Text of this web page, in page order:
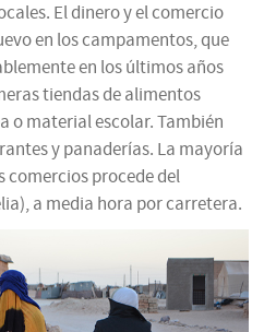
El dinero y el comercio
en los campamentos, que
en los últimos años
tiendas de alimentos
o material escolar. También
y panaderías. La mayoría
comercios procede del
a media hora por carretera.